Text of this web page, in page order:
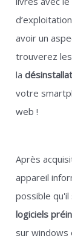
avoir un
trouverez
la
votre
web !
Après
appareil
possible
logiciels
sur windows